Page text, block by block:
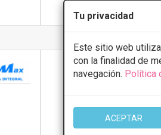
Tu privacidad
Este sitio web
con la finalidad de
navegación. Política
ACEPTAR
Más información
Beauty Max
PRIMERA CONSULTA